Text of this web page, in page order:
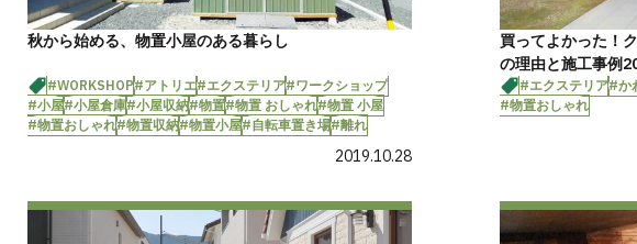
秋から始める、物置小屋のある暮らし
#WORKSHOP#アトリエ#エクステリア#ワークショップ
#小屋#小屋倉庫#小屋収納#物置#物置 おしゃれ#物置 小屋
#物置おしゃれ#物置収納#物置小屋#自転車置き場#離れ
2019.10.28
買ってよかった！
の理由と施工事例
#エクステリア#か
#物置おしゃれ